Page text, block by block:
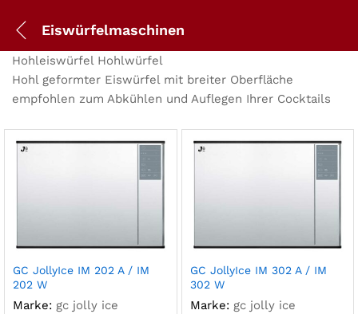
Eiswürfelmaschinen
Hohleiswürfel Hohlwürfel
Hohl geformter Eiswürfel mit breiter Oberfläche
empfohlen zum Abkühlen und Auflegen Ihrer Cocktails
GC JollyIce IM 202 A / IM
202 W
Marke: gc jolly ice
GC JollyIce IM 302 A / IM
302 W
Marke: gc jolly ice